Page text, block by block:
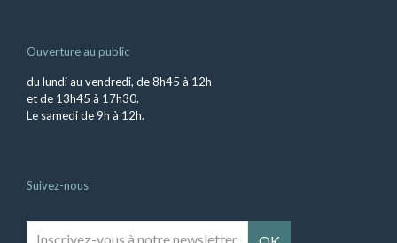
Ouverture au public
du lundi au vendredi, de 8h45 à 12h
et de 13h45 à 17h30.
Le samedi de 9h à 12h.
Suivez-nous